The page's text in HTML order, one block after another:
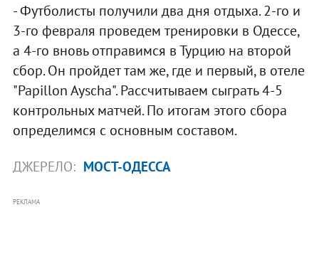
- Футболисты получили два дня отдыха. 2-го и
3-го февраля проведем тренировки в Одессе,
а 4-го вновь отправимся в Турцию на второй
сбор. Он пройдет там же, где и первый, в отеле
"Papillon Ayscha". Рассчитываем сыграть 4-5
контрольных матчей. По итогам этого сбора
определимся с основным составом.
ДЖЕРЕЛО: МОСТ-ОДЕССА
РЕКЛАМА